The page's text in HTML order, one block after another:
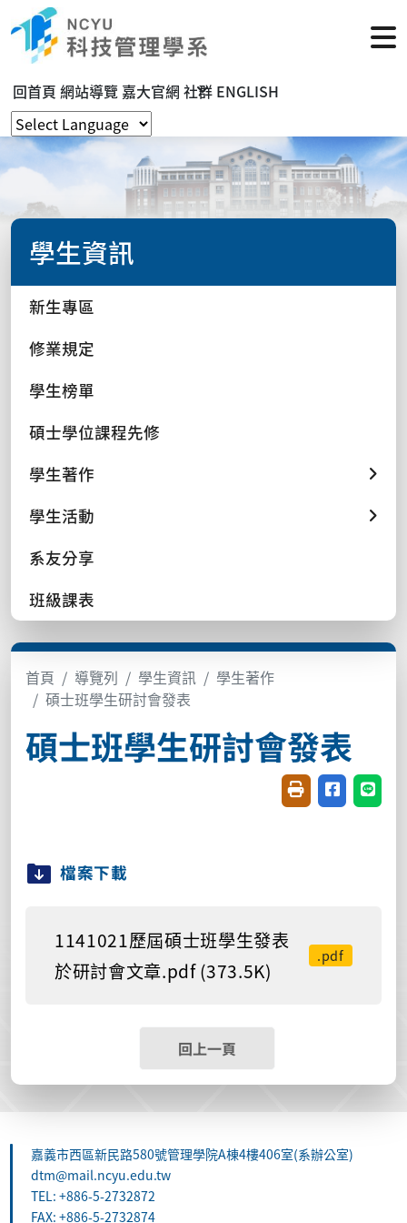
回首頁 網站導覽 嘉大官網 社群 ENGLISH
學生資訊
新生專區
修業規定
學生榜單
碩士學位課程先修
學生著作
學生活動
系友分享
班級課表
首頁 導覽列 學生資訊
學生著作
碩士班學生研討會發表
碩士班學生研討會發表
友善列印(開新視
分享至臉書
分享
檔案下載
1141021歷屆碩士班學生發表
於研討會文章.pdf (373.5K)
.pdf
回上一頁
嘉義市西區新民路580號管理學院A棟4樓406室(系辦公室)
dtm@mail.ncyu.edu.tw
TEL: +886-5-2732872
FAX: +886-5-2732874